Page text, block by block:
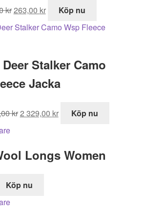
kr
ursprungliga
priset
263,00 kr
nuvarande
priset
Köp nu
Stalker Camo
Jacka
kr
ursprungliga
2 329,00 kr
nuvarande
2
Köp nu
Longs Women
Köp nu